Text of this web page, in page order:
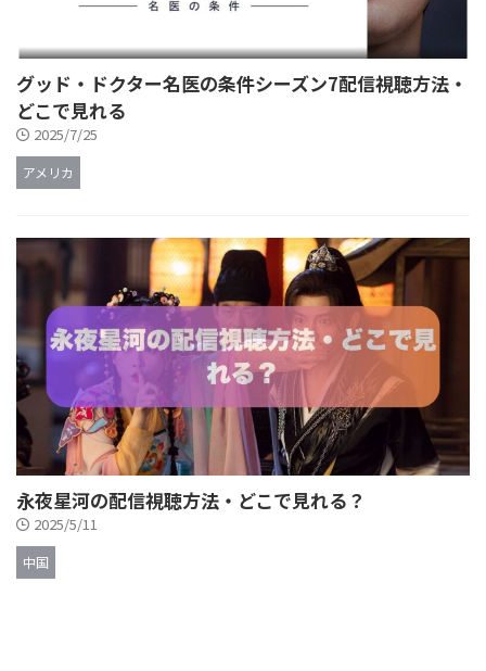
グッド・ドクター名医の条件シーズン7配信視聴方法・
どこで見れる
2025/7/25
アメリカ
永夜星河の配信視聴方法・どこで見れる？
2025/5/11
中国